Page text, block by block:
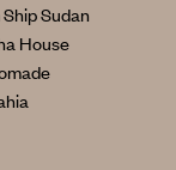
Sudan
House